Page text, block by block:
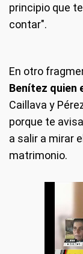
principio que
contar".
En otro
Benítez quien
Caillava y
porque te
a salir a mirar
matrimonio.